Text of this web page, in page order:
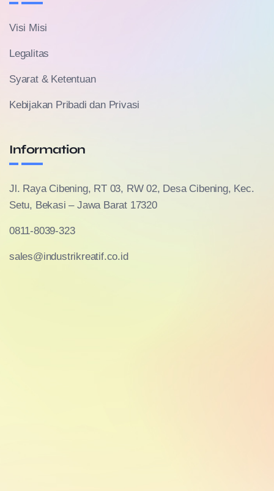
Visi Misi
Legalitas
Syarat & Ketentuan
Kebijakan Pribadi dan Privasi
Information
Jl. Raya Cibening, RT 03, RW 02, Desa Cibening, Kec.
Setu, Bekasi – Jawa Barat 17320
0811-8039-323
sales@industrikreatif.co.id